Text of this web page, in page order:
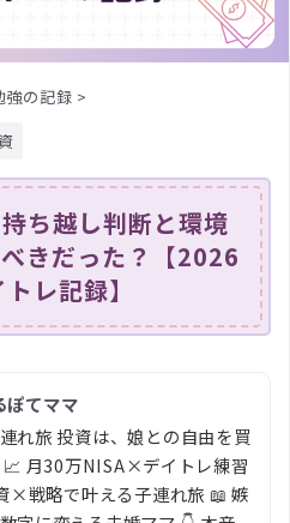
強の記録 >
ち越し判断と環境
きだった？【2026
レ記録】
ぽてママ
れ旅 投資は、娘との自由を買
📈 月30万NISA×デイトレ練習
戦略で叶える子連れ旅 📖 嫉